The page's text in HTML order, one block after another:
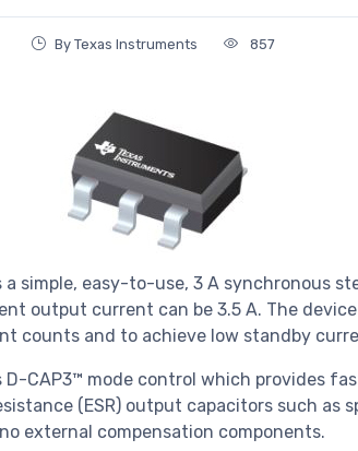
By Texas Instruments 857
a simple, easy-to-use, 3 A synchronous
output current can be 3.5 A. The
counts and to achieve low standby
CAP3™ mode control which provides
(ESR) output capacitors such as
external compensation components.